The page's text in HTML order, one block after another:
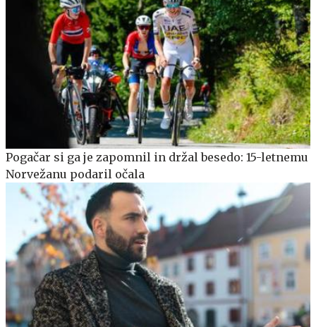
Pogačar si ga je zapomnil in držal besedo: 15-letnemu
Norvežanu podaril očala